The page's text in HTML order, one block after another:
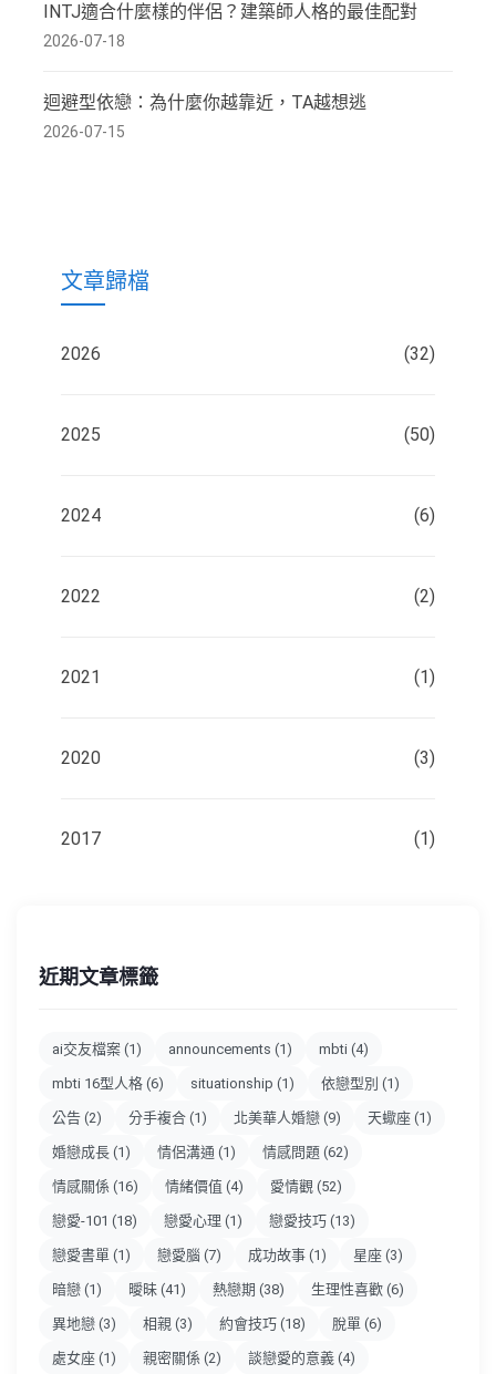
INTJ適合什麼樣的伴侶？建築師人格的最佳配對
2026-07-18
迴避型依戀：為什麼你越靠近，TA越想逃
2026-07-15
文章歸檔
2026 (32)
2025 (50)
2024 (6)
2022 (2)
2021 (1)
2020 (3)
2017 (1)
近期文章標籤
ai交友檔案 (1) announcements (1) mbti (4)
mbti 16型人格 (6) situationship (1) 依戀型別 (1)
公告 (2) 分手複合 (1) 北美華人婚戀 (9) 天蠍座 (1)
婚戀成長 (1) 情侶溝通 (1) 情感問題 (62)
情感關係 (16) 情緒價值 (4) 愛情觀 (52)
戀愛-101 (18) 戀愛心理 (1) 戀愛技巧 (13)
戀愛書單 (1) 戀愛腦 (7) 成功故事 (1) 星座 (3)
暗戀 (1) 曖昧 (41) 熱戀期 (38) 生理性喜歡 (6)
異地戀 (3) 相親 (3) 約會技巧 (18) 脫單 (6)
處女座 (1) 親密關係 (2) 談戀愛的意義 (4)